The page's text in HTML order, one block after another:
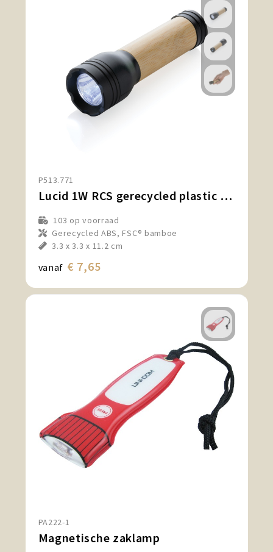
P513.771
Lucid 1W RCS gerecycled plastic & bamboo zaklamp
103 op voorraad
Gerecycled ABS, FSC® bamboe
3.3 x 3.3 x 11.2 cm
vanaf € 7,65
PA222-1
Magnetische zaklamp